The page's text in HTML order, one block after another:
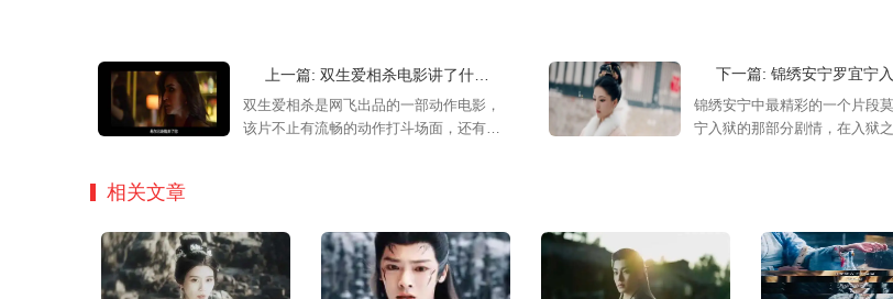
上一篇: 双生爱相杀电影讲了什么？《双生爱相杀》剧情简介
双生爱相杀是网飞出品的一部动作电影，
该片不止有流畅的动作打斗场面，还有有
下一篇: 锦绣安宁罗宜宁入狱在哪一集？罗宜宁第
锦绣安宁中最精彩的一个片段
宁入狱的那部分剧情，在入狱
也开始揭晓，罗宜宁入狱在哪
相关文章